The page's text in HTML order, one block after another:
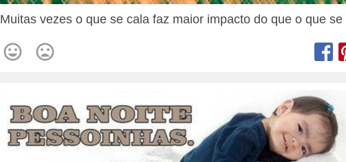
Muitas vezes o que se cala faz maior impacto do que o que se